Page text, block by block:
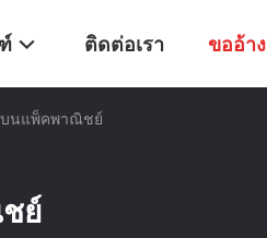
ติดต่อเรา ขออ้าง
บนแพ็คพาณิชย์
ย์